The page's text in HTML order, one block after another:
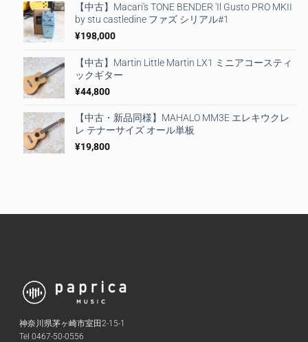
【中古】Macari's TONE BENDER 'Il Gusto PRO MKII
by stu castledine ファズ シリアル#1
¥198,000
【中古】Martin Little Martin LX1 ミニアコースティ
ックギター
¥44,800
【中古・新品同様】MAHALO MM3E エレキウクレ
レ テナーサイズ オール単板
¥19,800
神奈川県茅ヶ崎市室田2-15-1
Tel 0467-50-0556